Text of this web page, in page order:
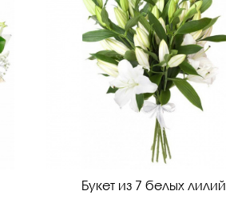
Букет из 7 белых лилий